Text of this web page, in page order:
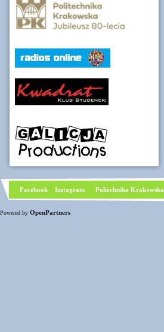
Facebook Instagram Poliechnika Krakowska
Powered by OpenPartners